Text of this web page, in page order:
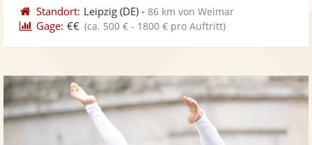
Standort: Leipzig (DE) -86 km von Weimar
Gage: €€ (ca. 500 € - 1800 € pro Auftritt)